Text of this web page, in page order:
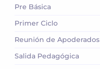
Pre Básica
Primer Ciclo
Reunión de Apoderados
Salida Pedagógica